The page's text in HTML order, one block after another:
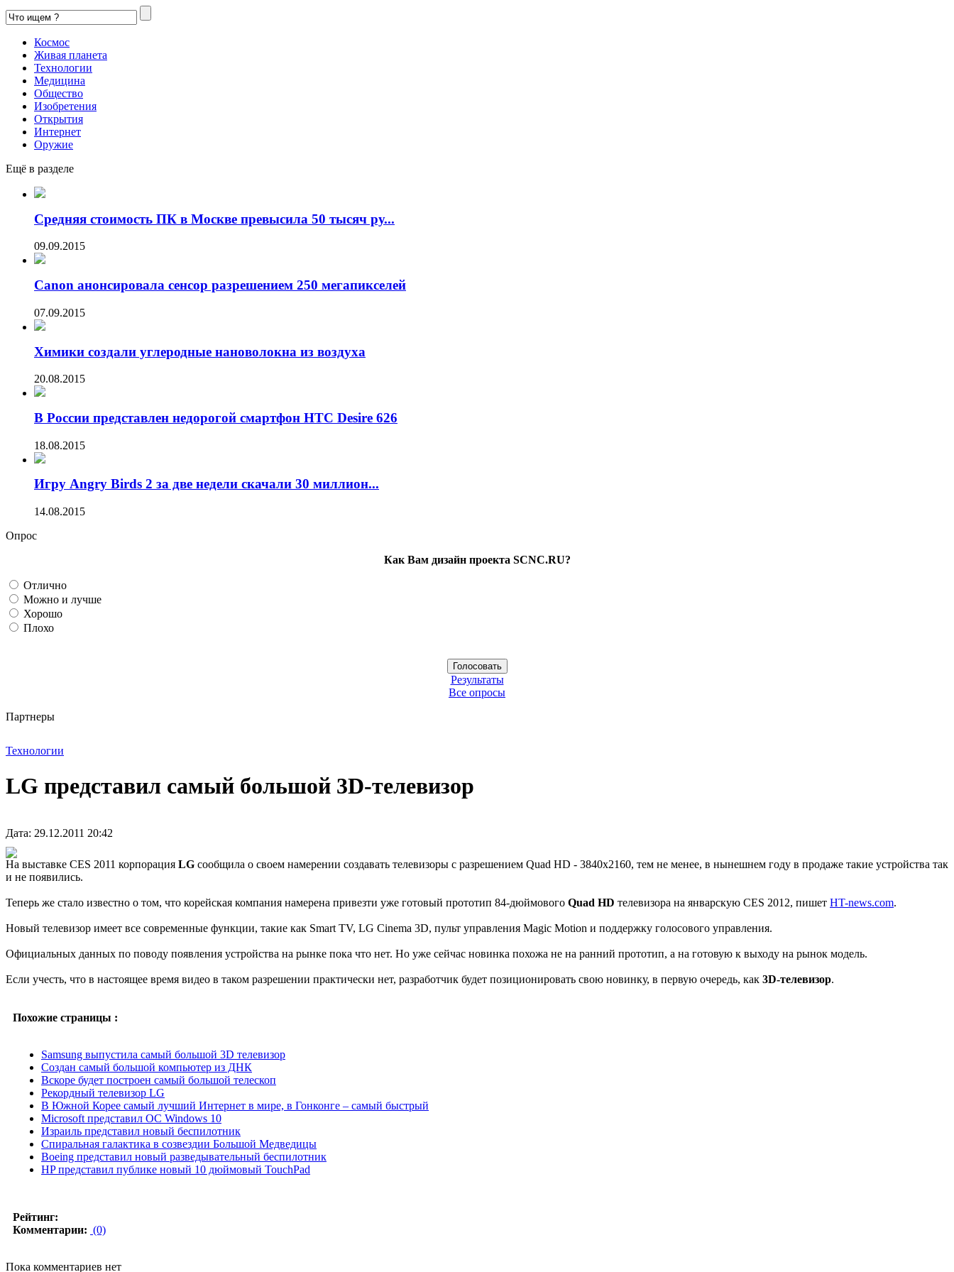
Космос
Живая планета
Технологии
Медицина
Общество
Изобретения
Открытия
Интернет
Оружие
Ещё в разделе
Средняя стоимость ПК в Москве превысила 50 тысяч ру...
09.09.2015
Canon анонсировала сенсор разрешением 250 мегапикселей
07.09.2015
Химики создали углеродные нановолокна из воздуха
20.08.2015
В России представлен недорогой смартфон HTC Desire 626
18.08.2015
Игру Angry Birds 2 за две недели скачали 30 миллион...
14.08.2015
Опрос
Как Вам дизайн проекта SCNC.RU?
Отлично
Можно и лучше
Хорошо
Плохо
Результаты
Все опросы
Партнеры
Технологии
LG представил самый большой 3D-телевизор
Дата: 29.12.2011 20:42
На выставке CES 2011 корпорация LG сообщила о своем намерении создавать телевизоры с разрешением Quad HD - 3840x2160, тем не менее, в нынешнем году в продаже такие устройства так
и не появились.
Теперь же стало известно о том, что корейская компания намерена привезти уже готовый прототип 84-дюймового Quad HD телевизора на январскую CES 2012, пишет HT-news.com.
Новый телевизор имеет все современные функции, такие как Smart TV, LG Cinema 3D, пульт управления Magic Motion и поддержку голосового управления.
Официальных данных по поводу появления устройства на рынке пока что нет. Но уже сейчас новинка похожа не на ранний прототип, а на готовую к выходу на рынок модель.
Если учесть, что в настоящее время видео в таком разрешении практически нет, разработчик будет позиционировать свою новинку, в первую очередь, как 3D-телевизор.
Похожие страницы :
Samsung выпустила самый большой 3D телевизор
Создан самый большой компьютер из ДНК
Вскоре будет построен самый большой телескоп
Рекордный телевизор LG
В Южной Корее самый лучший Интернет в мире, в Гонконге – самый быстрый
Microsoft представил ОС Windows 10
Израиль представил новый беспилотник
Спиральная галактика в созвездии Большой Медведицы
Boeing представил новый разведывательный беспилотник
HP представил публике новый 10 дюймовый TouchPad
Рейтинг:
Комментарии: (0)
Пока комментариев нет